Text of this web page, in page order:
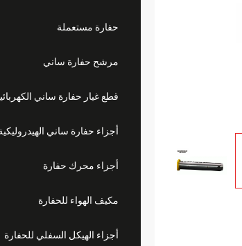
حفارة مستعملة
مرشح حفارة ساني
قطع غيار حفارة ساني
أجزاء حفارة ساني
أجزاء محرك حفارة
مكيف الهواء للحفارة
أجزاء الهيكل السفلي للحفارة